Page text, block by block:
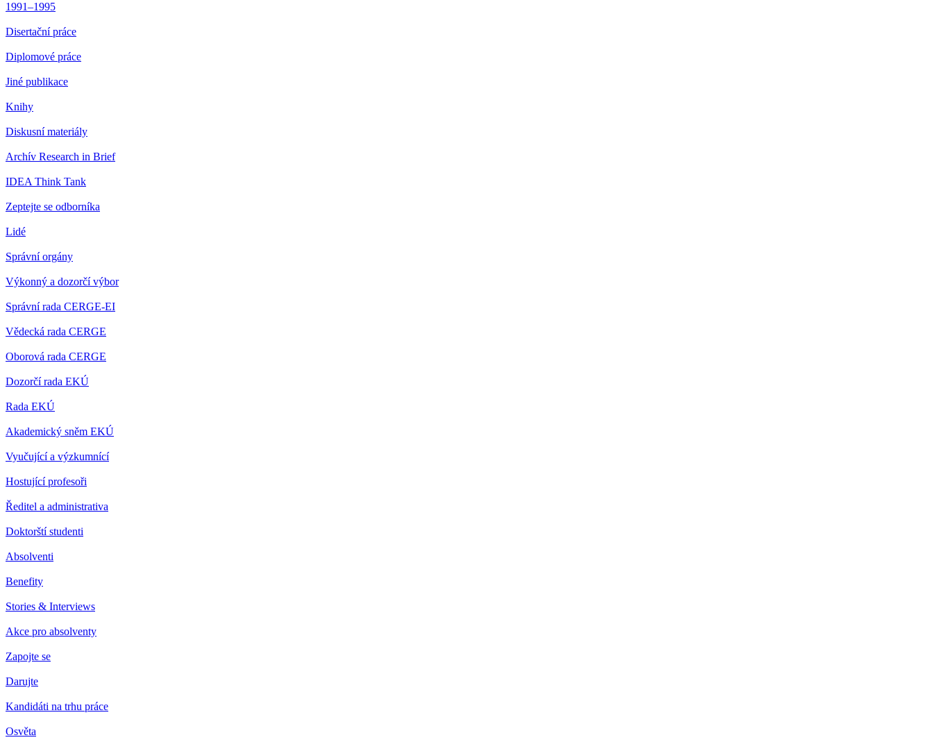
1991–1995
Disertační práce
Diplomové práce
Jiné publikace
Knihy
Diskusní materiály
Archív Research in Brief
IDEA Think Tank
Zeptejte se odborníka
Lidé
Správní orgány
Výkonný a dozorčí výbor
Správní rada CERGE-EI
Vědecká rada CERGE
Oborová rada CERGE
Dozorčí rada EKÚ
Rada EKÚ
Akademický sněm EKÚ
Vyučující a výzkumnící
Hostující profesoři
Ředitel a administrativa
Doktorští studenti
Absolventi
Benefity
Stories & Interviews
Akce pro absolventy
Zapojte se
Darujte
Kandidáti na trhu práce
Osvěta